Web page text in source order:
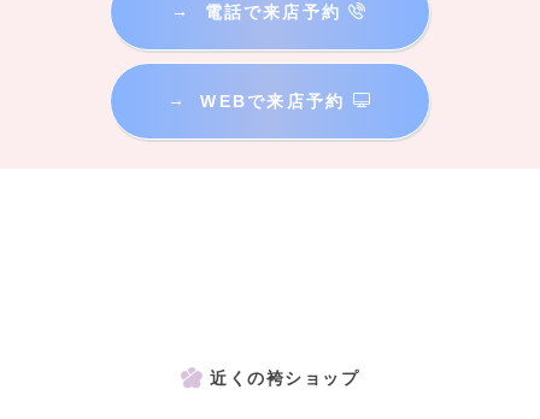
→ 電話で来店予約
→ WEBで来店予約
近くの袴ショップ